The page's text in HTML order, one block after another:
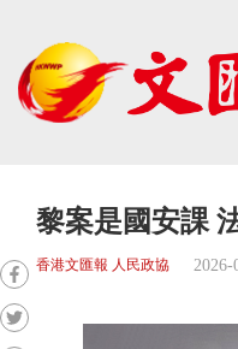
黎案是國安課
香港文匯報 人民政協 2026-